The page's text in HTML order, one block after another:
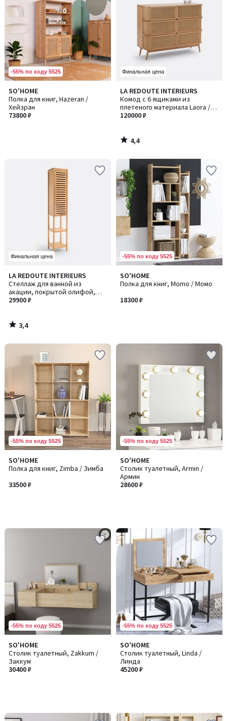
-55% по коду 5525
SO'HOME
Полка для книг, Hazeran /
Хейзран
73800 ₽
Финальная цена
LA REDOUTE INTERIEURS
Комод с 6 ящиками из
плетеного материала Laora /
Лаора
120000 ₽
4,4
/ 5
4,4
/
Финальная цена
LA REDOUTE INTERIEURS
Стеллаж для ванной из
акации, покрытой олифой,
HAUMÉA / ОМЕА
29900 ₽
3,4
/ 5
3,4
/
-55% по коду 5525
SO'HOME
Полка для книг, Momo / Момо
18300 ₽
-55% по коду 5525
SO'HOME
Полка для книг, Zimba / Зимба
33500 ₽
-55% по коду 5525
SO'HOME
Столик туалетный, Armin /
Армин
28600 ₽
-55% по коду 5525
SO'HOME
Столик туалетный, Zakkum /
Заккум
30400 ₽
-55% по коду 5525
SO'HOME
Столик туалетный, Linda /
Линда
45200 ₽